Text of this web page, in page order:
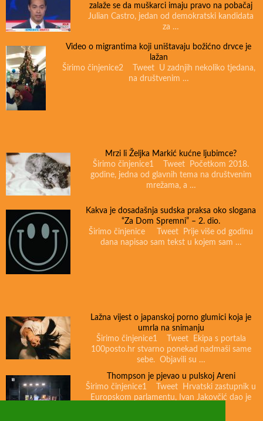
zalaže se da muškarci imaju pravo na pobačaj
Julian Castro, jedan od demokratski kandidata
za …
Video o migrantima koji uništavaju božićno drvce je
lažan
Širimo činjenice2 Tweet U zadnjih nekoliko tjedana,
na društvenim …
Mrzi li Željka Markić kućne ljubimce?
Širimo činjenice1 Tweet Početkom 2018.
godine, jedna od glavnih tema na društvenim
mrežama, a …
Kakva je dosadašnja sudska praksa oko slogana
“Za Dom Spremni” – 2. dio.
Širimo činjenice Tweet Prije više od godinu
dana napisao sam tekst u kojem sam …
Lažna vijest o japanskoj porno glumici koja je
umrla na snimanju
Širimo činjenice1 Tweet Ekipa s portala
100posto.hr stvarno ponekad nadmaši same
sebe. Objavili su …
Thompson je pjevao u pulskoj Areni
Širimo činjenice1 Tweet Hrvatski zastupnik u
Europskom parlamentu, Ivan Jakovčić dao je